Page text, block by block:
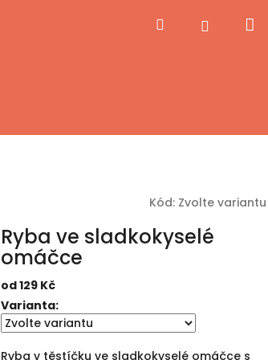
Hledat Přihlášení
Kód: Zvolte variantu
Ryba ve sladkokyselé
omáčce
od129 Kč
Měrná
cena:
Varianta:
Ryba v těstíčku ve sladkokyselé omáčce s